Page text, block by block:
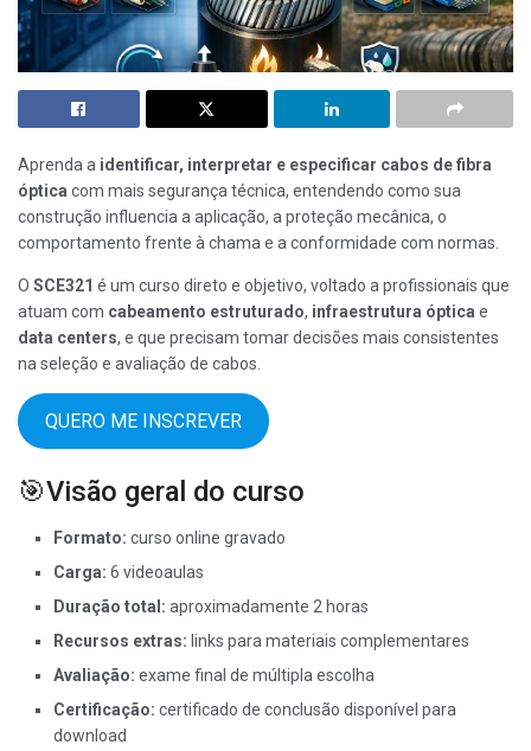
Aprenda a identificar, interpretar e especificar cabos de fibra
óptica com mais segurança técnica, entendendo como sua
construção influencia a aplicação, a proteção mecânica, o
comportamento frente à chama e a conformidade com normas.
O SCE321 é um curso direto e objetivo, voltado a profissionais que
atuam com cabeamento estruturado, infraestrutura óptica e
data centers, e que precisam tomar decisões mais consistentes
na seleção e avaliação de cabos.
QUERO ME INSCREVER
🎯Visão geral do curso
Formato: curso online gravado
Carga: 6 videoaulas
Duração total: aproximadamente 2 horas
Recursos extras: links para materiais complementares
Avaliação: exame final de múltipla escolha
Certificação: certificado de conclusão disponível para
download